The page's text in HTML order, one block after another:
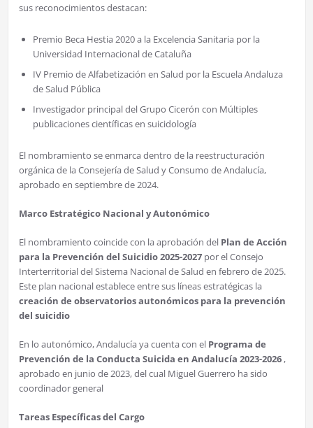
sus reconocimientos destacan:
Premio Beca Hestia 2020 a la Excelencia Sanitaria por la
Universidad Internacional de Cataluña
IV Premio de Alfabetización en Salud por la Escuela Andaluza
de Salud Pública
Investigador principal del Grupo Cicerón con Múltiples
publicaciones científicas en suicidología
El nombramiento se enmarca dentro de la reestructuración
orgánica de la Consejería de Salud y Consumo de Andalucía,
aprobado en septiembre de 2024.
Marco Estratégico Nacional y Autonómico
El nombramiento coincide con la aprobación del Plan de Acción
para la Prevención del Suicidio 2025-2027por el Consejo
Interterritorial del Sistema Nacional de Salud en febrero de 2025.
Este plan nacional establece entre sus líneas estratégicas la
creación de observatorios autonómicos para la prevención
del suicidio
En lo autonómico, Andalucía ya cuenta con el Programa de
Prevención de la Conducta Suicida en Andalucía 2023-2026,
aprobado en junio de 2023, del cual Miguel Guerrero ha sido
coordinador general
Tareas Específicas del Cargo